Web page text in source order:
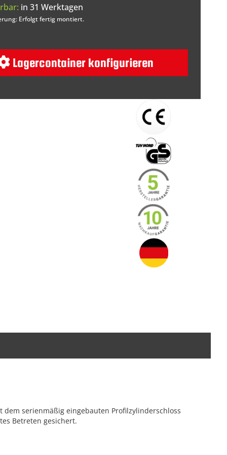
in 31 Werktagen
Erfolgt fertig montiert.
Lagercontainer konfigurieren
serienmäßig eingebauten Profilzylinderschloss
Betreten gesichert.